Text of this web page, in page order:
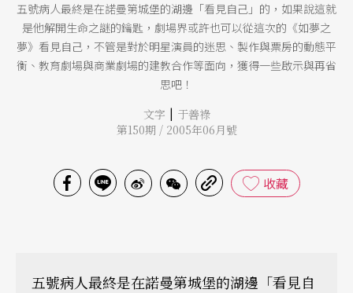
五號病人最終是在諾曼第城堡的湖邊「看見自己」的，如果說這就
是他解開生命之謎的鑰匙，劇場界或許也可以從這次的《如夢之
夢》看見自己，不管是對於明星演員的迷思、製作與票房的動態平
衡、教育劇場與商業劇場的建教合作等面向，獲得一些啟示與再省
思吧！
文字 | 于善祿
第150期 / 2005年06月號
收藏
五號病人最終是在諾曼第城堡的湖邊「看見自